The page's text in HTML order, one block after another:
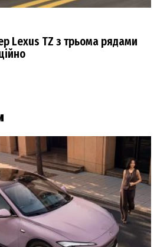
Lexus TZ з трьома рядами